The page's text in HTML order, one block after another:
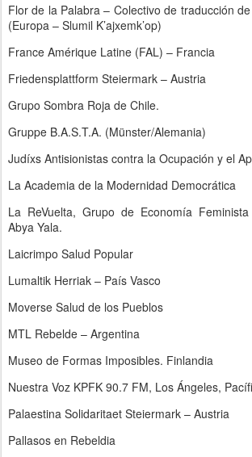
Flor de la Palabra – Colectivo de traducción
(Europa – Slumil K’ajxemk’op)
France Amérique Latine (FAL) – Francia
Friedensplattform Steiermark – Austria
Grupo Sombra Roja de Chile.
Gruppe B.A.S.T.A. (Münster/Alemania)
Judíxs Antisionistas contra la Ocupación y el
La Academia de la Modernidad Democrática
La ReVuelta, Grupo de Economía
Abya Yala.
Laicrimpo Salud Popular
Lumaltik Herriak – País Vasco
Moverse Salud de los Pueblos
MTL Rebelde – Argentina
Museo de Formas Imposibles. Finlandia
Nuestra Voz KPFK 90.7 FM, Los Ángeles,
Palaestina Solidaritaet Steiermark – Austria
Pallasos en Rebeldia